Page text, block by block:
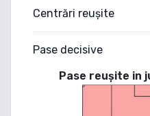
Centrări reușite
Pase decisive
Pase reușite in